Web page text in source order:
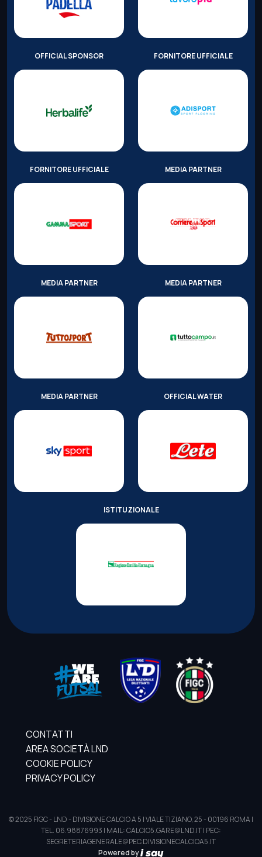
OFFICIAL SPONSOR FORNITORE UFFICIALE
FORNITORE UFFICIALE MEDIA PARTNER
MEDIA PARTNER MEDIA PARTNER
MEDIA PARTNER OFFICIAL WATER
ISTITUZIONALE
CONTATTI
AREA SOCIETÀ LND
COOKIE POLICY
PRIVACY POLICY
© 2025 FIGC - LND - DIVISIONE CALCIO A 5 | VIALE TIZIANO, 25 - 00196 ROMA |
TEL. 06.98876993 | MAIL: CALCIO5.GARE@LND.IT | PEC:
SEGRETERIAGENERALE@PEC.DIVISIONECALCIOA5.IT
Powered by